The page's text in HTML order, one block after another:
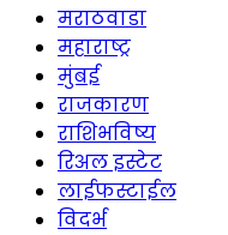
मराठवाडा
महाराष्ट्र
मुंबई
राजकारण
राशिभविष्य
रिअल इस्टेट
लाईफस्टाईल
विदर्भ